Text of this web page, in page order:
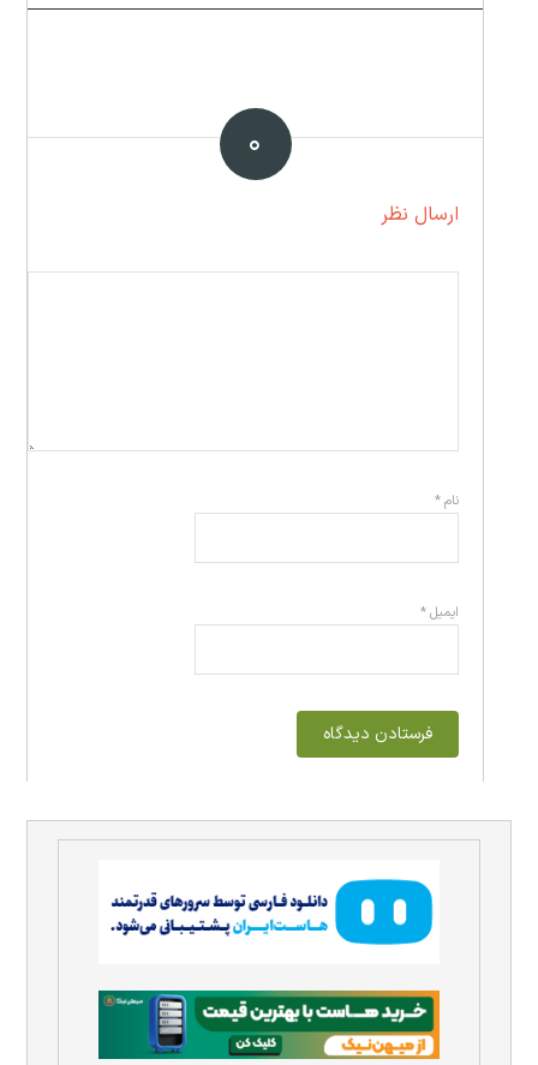
۰
ارسال نظر
نام*
ایمیل*